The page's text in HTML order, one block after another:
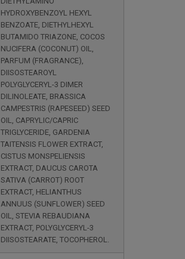
HYDROXYBENZOYL HEXYL
BENZOATE, DIETHYLHEXYL
BUTAMIDO TRIAZONE, COCOS
NUCIFERA (COCONUT) OIL,
PARFUM (FRAGRANCE),
DIISOSTEAROYL
POLYGLYCERYL-3 DIMER
DILINOLEATE, BRASSICA
CAMPESTRIS (RAPESEED) SEED
OIL, CAPRYLIC/CAPRIC
TRIGLYCERIDE, GARDENIA
TAITENSIS FLOWER EXTRACT,
CISTUS MONSPELIENSIS
EXTRACT, DAUCUS CAROTA
SATIVA (CARROT) ROOT
EXTRACT, HELIANTHUS
ANNUUS (SUNFLOWER) SEED
OIL, STEVIA REBAUDIANA
EXTRACT, POLYGLYCERYL-3
DIISOSTEARATE, TOCOPHEROL.